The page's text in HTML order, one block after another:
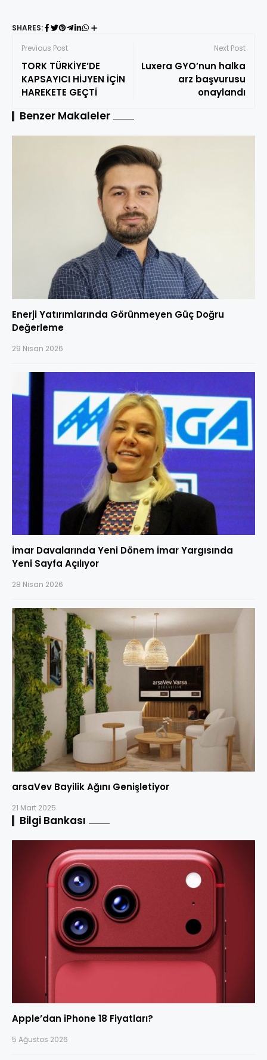
SHARES:
Previous Post
TORK TÜRKİYE’DE
KAPSAYICI HİJYEN İÇİN
HAREKETE GEÇTİ
Next Post
Luxera GYO’nun halka
arz başvurusu
onaylandı
Benzer Makaleler
Enerji Yatırımlarında Görünmeyen Güç Doğru
Değerleme
29 Nisan 2026
İmar Davalarında Yeni Dönem İmar Yargısında
Yeni Sayfa Açılıyor
28 Nisan 2026
arsaVev Bayilik Ağını Genişletiyor
21 Mart 2025
Bilgi Bankası
Apple’dan iPhone 18 Fiyatları?
5 Ağustos 2026